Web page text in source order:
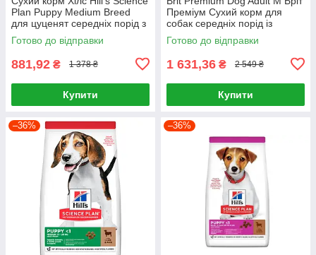
Plan Puppy Medium Breed
для цуценят середніх порід з
куркою, 2,5 кг
Готово до відправки
881,92 ₴ 1 378 ₴
Купити
Преміум Сухий корм для
собак середніх порід із
куркою 15 кг
Готово до відправки
1 631,36 ₴ 2 549 ₴
Купити
–36% –36%